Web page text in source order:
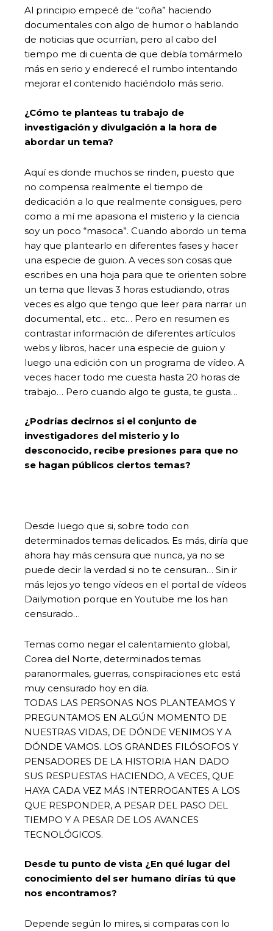
Al principio empecé de “coña” haciendo
documentales con algo de humor o hablando
de noticias que ocurrían, pero al cabo del
tiempo me di cuenta de que debía tomármelo
más en serio y enderecé el rumbo intentando
mejorar el contenido haciéndolo más serio.
¿Cómo te planteas tu trabajo de
investigación y divulgación a la hora de
abordar un tema?
Aquí es donde muchos se rinden, puesto que
no compensa realmente el tiempo de
dedicación a lo que realmente consigues, pero
como a mí me apasiona el misterio y la ciencia
soy un poco “masoca”. Cuando abordo un tema
hay que plantearlo en diferentes fases y hacer
una especie de guion. A veces son cosas que
escribes en una hoja para que te orienten sobre
un tema que llevas 3 horas estudiando, otras
veces es algo que tengo que leer para narrar un
documental, etc… etc… Pero en resumen es
contrastar información de diferentes artículos
webs y libros, hacer una especie de guion y
luego una edición con un programa de vídeo. A
veces hacer todo me cuesta hasta 20 horas de
trabajo… Pero cuando algo te gusta, te gusta…
¿Podrías decirnos si el conjunto de
investigadores del misterio y lo
desconocido, recibe presiones para que no
se hagan públicos ciertos temas?
Desde luego que si, sobre todo con
determinados temas delicados. Es más, diría que
ahora hay más censura que nunca, ya no se
puede decir la verdad si no te censuran… Sin ir
más lejos yo tengo vídeos en el portal de vídeos
Dailymotion porque en Youtube me los han
censurado…
Temas como negar el calentamiento global,
Corea del Norte, determinados temas
paranormales, guerras, conspiraciones etc está
muy censurado hoy en día.
TODAS LAS PERSONAS NOS PLANTEAMOS Y
PREGUNTAMOS EN ALGÚN MOMENTO DE
NUESTRAS VIDAS, DE DÓNDE VENIMOS Y A
DÓNDE VAMOS. LOS GRANDES FILÓSOFOS Y
PENSADORES DE LA HISTORIA HAN DADO
SUS RESPUESTAS HACIENDO, A VECES, QUE
HAYA CADA VEZ MÁS INTERROGANTES A LOS
QUE RESPONDER, A PESAR DEL PASO DEL
TIEMPO Y A PESAR DE LOS AVANCES
TECNOLÓGICOS.
Desde tu punto de vista ¿En qué lugar del
conocimiento del ser humano dirías tú que
nos encontramos?
Depende según lo mires, si comparas con lo